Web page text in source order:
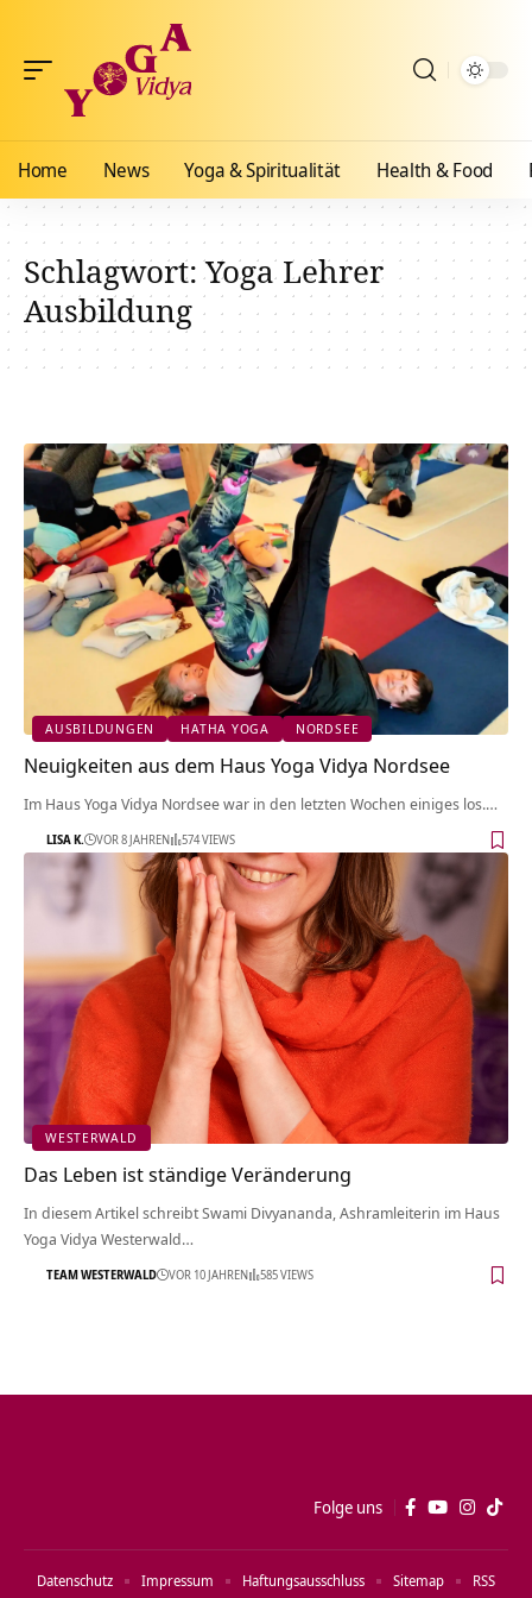
Home News Yoga & Spiritualität Health & Food
Schlagwort:Yoga Lehrer
Ausbildung
AUSBILDUNGEN HATHA YOGA NORDSEE
Neuigkeiten aus dem Haus Yoga Vidya Nordsee
Im Haus Yoga Vidya Nordsee war in den letzten Wochen einiges los.…
LISA K. VOR 8 JAHREN 574 VIEWS
WESTERWALD
Das Leben ist ständige Veränderung
In diesem Artikel schreibt Swami Divyananda, Ashramleiterin im Haus
Yoga Vidya Westerwald…
TEAM WESTERWALD VOR 10 JAHREN 585 VIEWS
Folge uns
Datenschutz Impressum Haftungsausschluss Sitemap RSS